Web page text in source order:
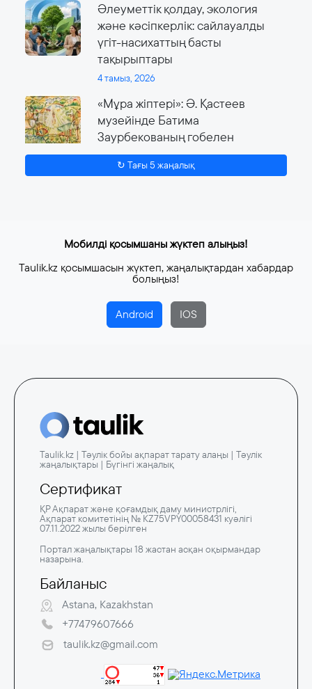
Әлеуметтік қолдау, экология
және кәсіпкерлік: сайлауалды
үгіт-насихаттың басты
тақырыптары
4 тамыз, 2026
«Мұра жіптері»: Ә. Қастеев
музейінде Батима
Заурбекованың гобелен
өнеріне арналған ауқымды
көрме өтеді
↻ Тағы 5 жаңалық
Мобилді қосымшаны жүктеп алыңыз!
Taulik.kz қосымшасын жүктеп, жаңалықтардан хабардар
болыңыз!
Android IOS
Taulik.kz | Тәулік бойы ақпарат тарату алаңы | Тәулік
жаңалықтары | Бүгінгі жаңалық
Сертификат
ҚР Ақпарат және қоғамдық даму министрлігі,
Ақпарат комитетінің № KZ75VPY00058431 куәлігі
07.11.2022 жылы берілген
Портал жаңалықтары 18 жастан асқан оқырмандар
назарына.
Байланыс
Astana, Kazakhstan
+77479607666
taulik.kz@gmail.com